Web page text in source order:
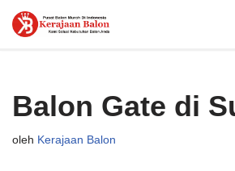
Balon Gate di
oleh Kerajaan Balon